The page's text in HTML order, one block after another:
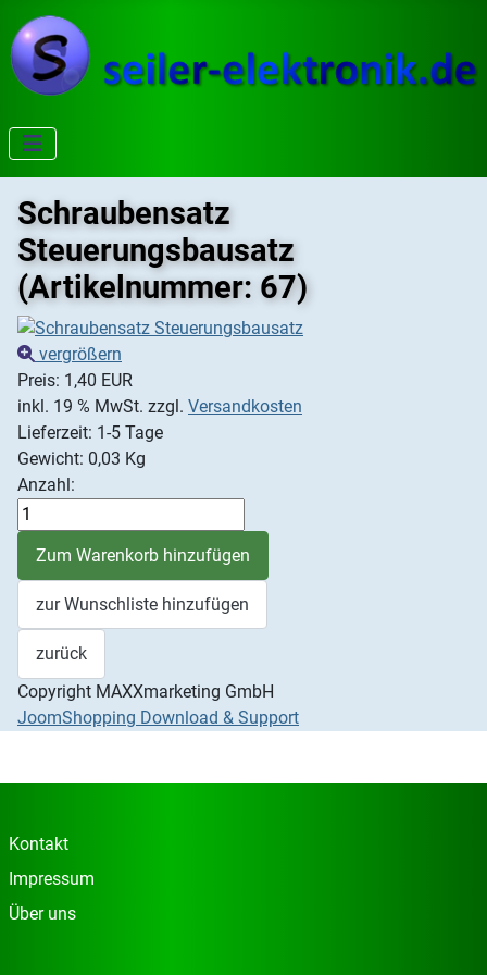
Schraubensatz
Steuerungsbausatz
(Artikelnummer: 67)
vergrößern
Preis: 1,40 EUR
inkl. 19 % MwSt. zzgl. Versandkosten
Lieferzeit: 1-5 Tage
Gewicht: 0,03 Kg
Anzahl:
Copyright MAXXmarketing GmbH
JoomShopping Download & Support
Kontakt
Impressum
Über uns